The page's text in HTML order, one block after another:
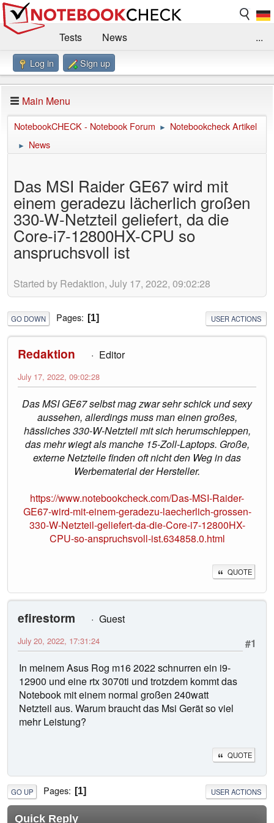
Tests
News
Benchmarks / Technik
Forum
Impressum
...
Log in Sign up
Main Menu
NotebookCHECK - Notebook Forum ► Notebookcheck Artikel
► News
Das MSI Raider GE67 wird mit
einem geradezu lächerlich großen
330-W-Netzteil geliefert, da die
Core-i7-12800HX-CPU so
anspruchsvoll ist
Started by Redaktion, July 17, 2022, 09:02:28
GO DOWN Pages 1 USER ACTIONS
Redaktion Editor
July 17, 2022, 09:02:28
Das MSI GE67 selbst mag zwar sehr schick und sexy
aussehen, allerdings muss man einen großes,
hässliches 330-W-Netzteil mit sich herumschleppen,
das mehr wiegt als manche 15-Zoll-Laptops. Große,
externe Netzteile finden oft nicht den Weg in das
Werbematerial der Hersteller.
https://www.notebookcheck.com/Das-MSI-Raider-
GE67-wird-mit-einem-geradezu-laecherlich-grossen-
330-W-Netzteil-geliefert-da-die-Core-i7-12800HX-
CPU-so-anspruchsvoll-ist.634858.0.html
QUOTE
efirestorm
Guest
#1
July 20, 2022, 17:31:24
In meinem Asus Rog m16 2022 schnurren ein i9-
12900 und eine rtx 3070ti und trotzdem kommt das
Notebook mit einem normal großen 240watt
Netzteil aus. Warum braucht das Msi Gerät so viel
mehr Leistung?
QUOTE
GO UP Pages 1 USER ACTIONS
Quick Reply